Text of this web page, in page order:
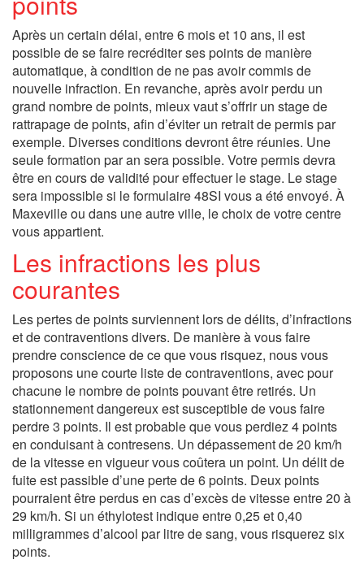
Après un certain délai, entre 6 mois et 10 ans, il est
possible de se faire recréditer ses points de manière
automatique, à condition de ne pas avoir commis de
nouvelle infraction. En revanche, après avoir perdu un
grand nombre de points, mieux vaut s’offrir un stage de
rattrapage de points, afin d’éviter un retrait de permis par
exemple. Diverses conditions devront être réunies. Une
seule formation par an sera possible. Votre permis devra
être en cours de validité pour effectuer le stage. Le stage
sera impossible si le formulaire 48SI vous a été envoyé. À
Maxeville ou dans une autre ville, le choix de votre centre
vous appartient.
Les infractions les plus
courantes
Les pertes de points surviennent lors de délits, d’infractions
et de contraventions divers. De manière à vous faire
prendre conscience de ce que vous risquez, nous vous
proposons une courte liste de contraventions, avec pour
chacune le nombre de points pouvant être retirés. Un
stationnement dangereux est susceptible de vous faire
perdre 3 points. Il est probable que vous perdiez 4 points
en conduisant à contresens. Un dépassement de 20 km/h
de la vitesse en vigueur vous coûtera un point. Un délit de
fuite est passible d’une perte de 6 points. Deux points
pourraient être perdus en cas d’excès de vitesse entre 20 à
29 km/h. Si un éthylotest indique entre 0,25 et 0,40
milligrammes d’alcool par litre de sang, vous risquerez six
points.